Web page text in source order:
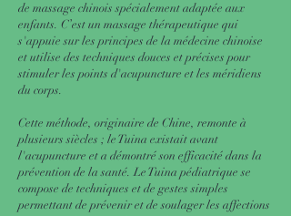
de massage chinois spécialement adaptée aux
enfants. C’est un massage thérapeutique qui
s'appuie sur les principes de la médecine chinoise
et utilise des techniques douces et précises pour
stimuler les points d'acupuncture et les méridiens
du corps.
Cette méthode, originaire de Chine, remonte à
plusieurs siècles ; le Tuina existait avant
l'acupuncture et a démontré son efficacité dans la
prévention de la santé. Le Tuina pédiatrique se
compose de techniques et de gestes simples
permettant de prévenir et de soulager les affections